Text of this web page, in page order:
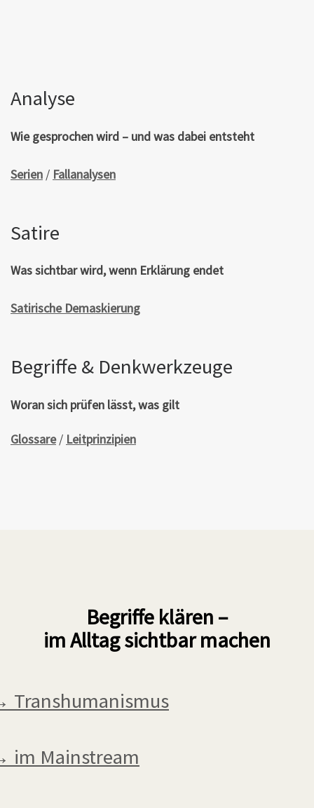
Analyse
Wie gesprochen wird – und was dabei entsteht
Serien / Fallanalysen
Satire
Was sichtbar wird, wenn Erklärung endet
Satirische Demaskierung
Begriffe & Denkwerkzeuge
Woran sich prüfen lässt, was gilt
Glossare/ Leitprinzipien
Begriffe klären –
im Alltag sichtbar machen
Transhumanismus
im Mainstream